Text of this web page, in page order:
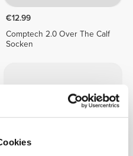
€12.99
Comptech 2.0 Over The Calf
Socken